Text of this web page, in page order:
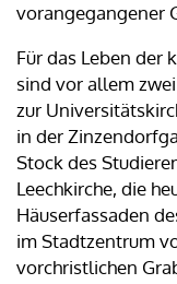
vorangegangener
Für das Leben der
sind vor allem
zur
in der
Stock des
Leechkirche, die
Häuserfassaden
im Stadtzentrum
vorchristlichen